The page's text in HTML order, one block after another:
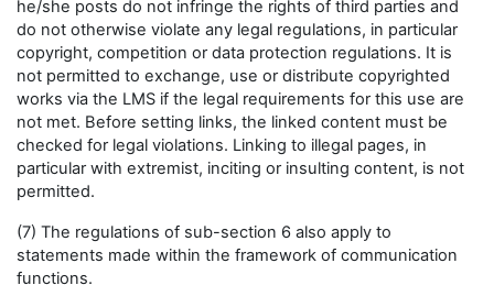
he/she posts do not infringe the rights of third parties and
do not otherwise violate any legal regulations, in particular
copyright, competition or data protection regulations. It is
not permitted to exchange, use or distribute copyrighted
works via the LMS if the legal requirements for this use are
not met. Before setting links, the linked content must be
checked for legal violations. Linking to illegal pages, in
particular with extremist, inciting or insulting content, is not
permitted.
(7) The regulations of sub-section 6 also apply to
statements made within the framework of communication
functions.